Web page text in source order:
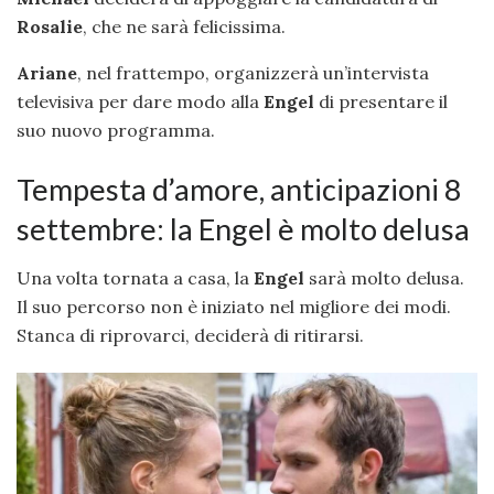
Rosalie, che ne sarà felicissima.
Ariane, nel frattempo, organizzerà un’intervista
televisiva per dare modo alla Engel di presentare il
suo nuovo programma.
Tempesta d’amore, anticipazioni 8
settembre: la Engel è molto delusa
Una volta tornata a casa, la Engel sarà molto delusa.
Il suo percorso non è iniziato nel migliore dei modi.
Stanca di riprovarci, deciderà di ritirarsi.